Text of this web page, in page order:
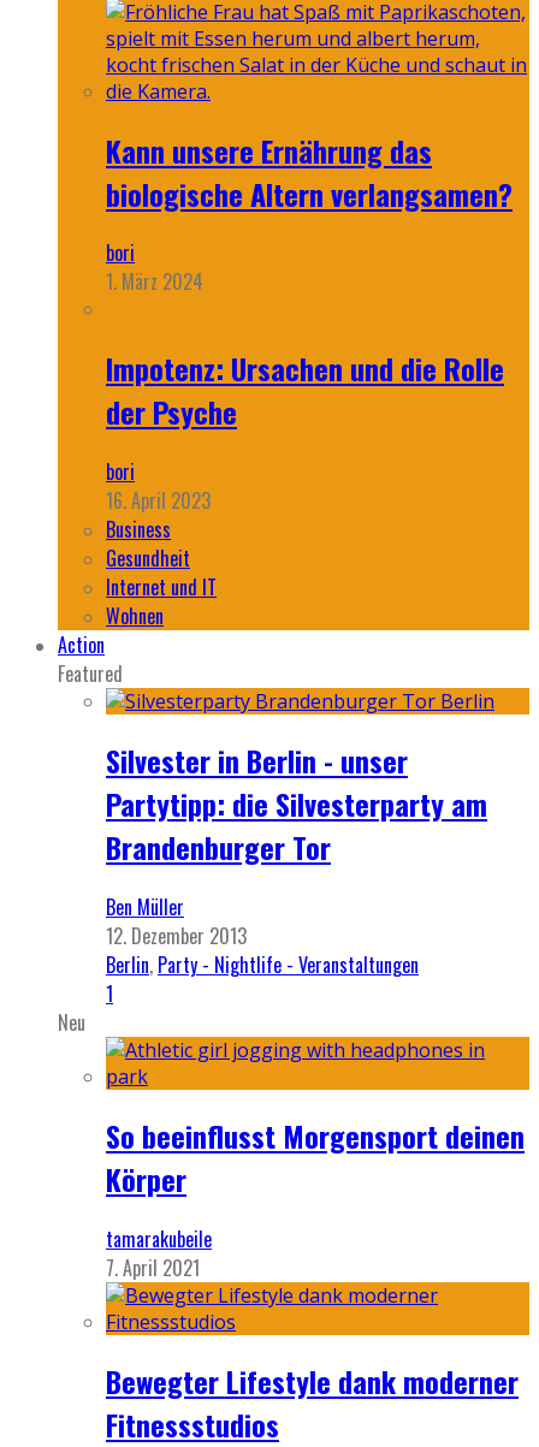
Kann unsere Ernährung das
biologische Altern verlangsamen?
bori
1. März 2024
Impotenz: Ursachen und die Rolle
der Psyche
bori
16. April 2023
Business
Gesundheit
Internet und IT
Wohnen
Action
Featured
Silvester in Berlin - unser
Partytipp: die Silvesterparty am
Brandenburger Tor
Ben Müller
12. Dezember 2013
Berlin, Party - Nightlife - Veranstaltungen
1
Neu
So beeinflusst Morgensport deinen
Körper
tamarakubeile
7. April 2021
Bewegter Lifestyle dank moderner
Fitnessstudios